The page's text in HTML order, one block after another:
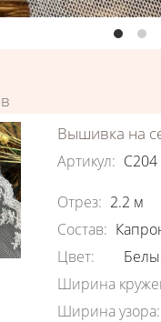
Вышивка на
Артикул: С204
Характеристики
Отрез: 2.2 м
Состав:
Цвет:
Ширина
Ширина узора: